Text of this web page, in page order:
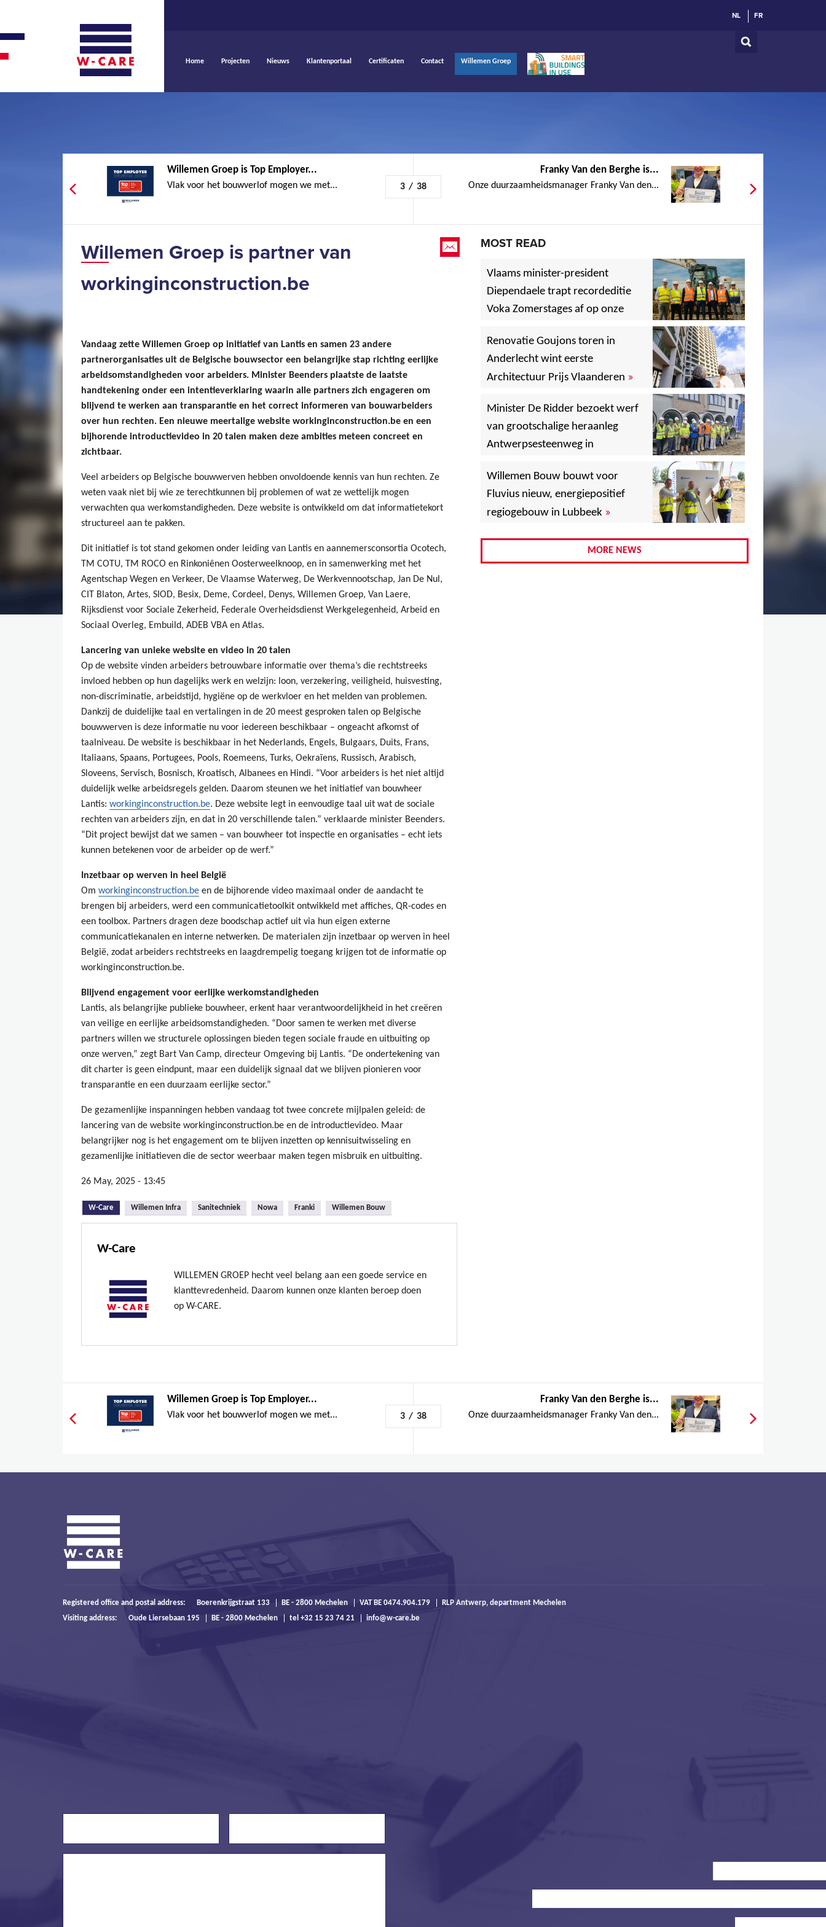
NL FR
Home Projecten Nieuws Klantenportaal Certificaten Contact Willemen Groep
Willemen Groep is Top Employer...
Vlak voor het bouwverlof mogen we met... 3 / 38
Franky Van den Berghe is...
Onze duurzaamheidsmanager Franky Van den...
Willemen Groep is partner van
workinginconstruction.be
Vandaag zette Willemen Groep op initiatief van Lantis en samen 23 andere
partnerorganisaties uit de Belgische bouwsector een belangrijke stap richting eerlijke
arbeidsomstandigheden voor arbeiders. Minister Beenders plaatste de laatste
handtekening onder een intentieverklaring waarin alle partners zich engageren om
blijvend te werken aan transparantie en het correct informeren van bouwarbeiders
over hun rechten. Een nieuwe meertalige website workinginconstruction.be en een
bijhorende introductievideo in 20 talen maken deze ambities meteen concreet en
zichtbaar.
Veel arbeiders op Belgische bouwwerven hebben onvoldoende kennis van hun rechten. Ze
weten vaak niet bij wie ze terechtkunnen bij problemen of wat ze wettelijk mogen
verwachten qua werkomstandigheden. Deze website is ontwikkeld om dat informatietekort
structureel aan te pakken.
Dit initiatief is tot stand gekomen onder leiding van Lantis en aannemersconsortia Ocotech,
TM COTU, TM ROCO en Rinkoniênen Oosterweelknoop, en in samenwerking met het
Agentschap Wegen en Verkeer, De Vlaamse Waterweg, De Werkvennootschap, Jan De Nul,
CIT Blaton, Artes, SIOD, Besix, Deme, Cordeel, Denys, Willemen Groep, Van Laere,
Rijksdienst voor Sociale Zekerheid, Federale Overheidsdienst Werkgelegenheid, Arbeid en
Sociaal Overleg, Embuild, ADEB VBA en Atlas.
Lancering van unieke website en video in 20 talen
Op de website vinden arbeiders betrouwbare informatie over thema’s die rechtstreeks
invloed hebben op hun dagelijks werk en welzijn: loon, verzekering, veiligheid, huisvesting,
non-discriminatie, arbeidstijd, hygiëne op de werkvloer en het melden van problemen.
Dankzij de duidelijke taal en vertalingen in de 20 meest gesproken talen op Belgische
bouwwerven is deze informatie nu voor iedereen beschikbaar – ongeacht afkomst of
taalniveau. De website is beschikbaar in het Nederlands, Engels, Bulgaars, Duits, Frans,
Italiaans, Spaans, Portugees, Pools, Roemeens, Turks, Oekraïens, Russisch, Arabisch,
Sloveens, Servisch, Bosnisch, Kroatisch, Albanees en Hindi. “Voor arbeiders is het niet altijd
duidelijk welke arbeidsregels gelden. Daarom steunen we het initiatief van bouwheer
Lantis: workinginconstruction.be. Deze website legt in eenvoudige taal uit wat de sociale
rechten van arbeiders zijn, en dat in 20 verschillende talen.” verklaarde minister Beenders.
“Dit project bewijst dat we samen – van bouwheer tot inspectie en organisaties – echt iets
kunnen betekenen voor de arbeider op de werf.”
Inzetbaar op werven in heel België
Om workinginconstruction.be en de bijhorende video maximaal onder de aandacht te
brengen bij arbeiders, werd een communicatietoolkit ontwikkeld met affiches, QR-codes en
een toolbox. Partners dragen deze boodschap actief uit via hun eigen externe
communicatiekanalen en interne netwerken. De materialen zijn inzetbaar op werven in heel
België, zodat arbeiders rechtstreeks en laagdrempelig toegang krijgen tot de informatie op
workinginconstruction.be.
Blijvend engagement voor eerlijke werkomstandigheden
Lantis, als belangrijke publieke bouwheer, erkent haar verantwoordelijkheid in het creëren
van veilige en eerlijke arbeidsomstandigheden. “Door samen te werken met diverse
partners willen we structurele oplossingen bieden tegen sociale fraude en uitbuiting op
onze werven,” zegt Bart Van Camp, directeur Omgeving bij Lantis. “De ondertekening van
dit charter is geen eindpunt, maar een duidelijk signaal dat we blijven pionieren voor
transparantie en een duurzaam eerlijke sector.”
De gezamenlijke inspanningen hebben vandaag tot twee concrete mijlpalen geleid: de
lancering van de website workinginconstruction.be en de introductievideo. Maar
belangrijker nog is het engagement om te blijven inzetten op kennisuitwisseling en
gezamenlijke initiatieven die de sector weerbaar maken tegen misbruik en uitbuiting.
26 May, 2025 - 13:45
W-Care Willemen Infra Sanitechniek Nowa Franki Willemen Bouw
W-Care
WILLEMEN GROEP hecht veel belang aan een goede service en
klanttevredenheid. Daarom kunnen onze klanten beroep doen
op W-CARE.
MOST READ
Vlaams minister-president
Diependaele trapt recordeditie
Voka Zomerstages af op onze
,
,
Renovatie Goujons toren in
Anderlecht wint eerste
Architectuur Prijs Vlaanderen »
, ,
,
Minister De Ridder bezoekt werf
van grootschalige heraanleg
Antwerpsesteenweg in
,
Willemen Bouw bouwt voor
Fluvius nieuw, energiepositief
regiogebouw in Lubbeek »
MORE NEWS
Willemen Groep is Top Employer...
Vlak voor het bouwverlof mogen we met... 3 / 38
Franky Van den Berghe is...
Onze duurzaamheidsmanager Franky Van den...
Registered office and postal address: Boerenkrijgstraat 133 BE - 2800 Mechelen VAT BE 0474.904.179
RLP Antwerp, department Mechelen
Visiting address:
Oude Liersebaan 195 BE - 2800 Mechelen tel +32 15 23 74 21 info@w-care.be